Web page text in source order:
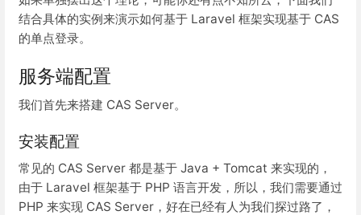
结合具体的实例来演示如何基于 Laravel 框架实现基于 CAS
的单点登录。
服务端配置
我们首先来搭建 CAS Server。
安装配置
常见的 CAS Server 都是基于 Java + Tomcat 来实现的，
由于 Laravel 框架基于 PHP 语言开发，所以，我们需要通过
PHP 来实现 CAS Server，好在已经有人为我们探过路了，